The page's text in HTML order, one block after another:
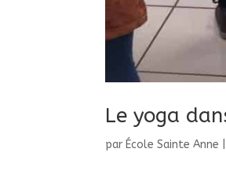
Le yoga
parÉcole Sainte Anne